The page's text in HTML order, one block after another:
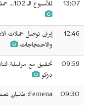
13:07 للأسبوع الـ 102... حملة الثلاثاء لا للإعدام مستمرة في داخل 59 سجناً
12:46
إيران تواصل حملات
والاحتجاجات
09:59
دوكو
09:30 Femena: طالبان تعتقل 17 امرأة خلال خمسة أيام في هرات